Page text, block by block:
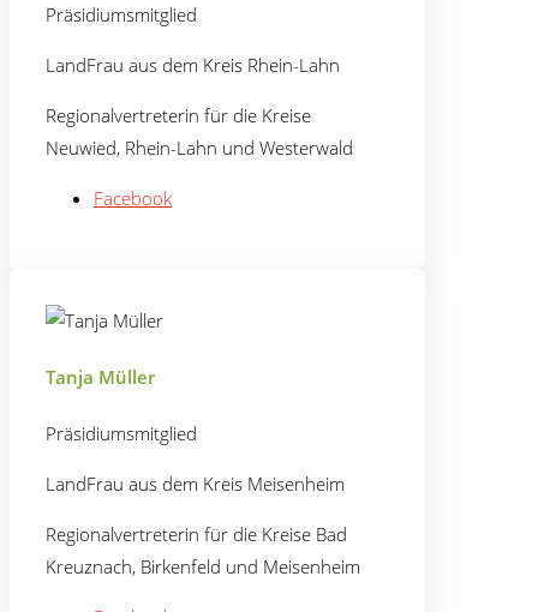
Präsidiumsmitglied
LandFrau aus dem Kreis Rhein-Lahn
Regionalvertreterin für die Kreise
Neuwied, Rhein-Lahn und Westerwald
Facebook
Tanja Müller
Präsidiumsmitglied
LandFrau aus dem Kreis Meisenheim
Regionalvertreterin für die Kreise Bad
Kreuznach, Birkenfeld und Meisenheim